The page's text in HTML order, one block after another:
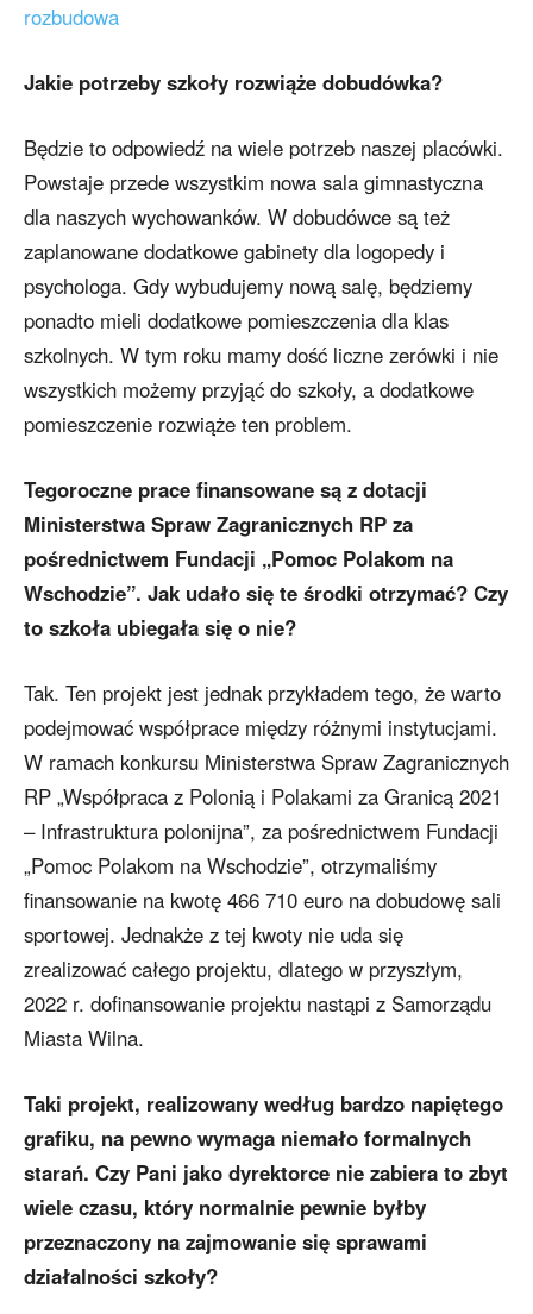
rozbudowa
Jakie potrzeby szkoły rozwiąże dobudówka?
Będzie to odpowiedź na wiele potrzeb naszej placówki.
Powstaje przede wszystkim nowa sala gimnastyczna
dla naszych wychowanków. W dobudówce są też
zaplanowane dodatkowe gabinety dla logopedy i
psychologa. Gdy wybudujemy nową salę, będziemy
ponadto mieli dodatkowe pomieszczenia dla klas
szkolnych. W tym roku mamy dość liczne zerówki i nie
wszystkich możemy przyjąć do szkoły, a dodatkowe
pomieszczenie rozwiąże ten problem.
Tegoroczne prace finansowane są z dotacji
Ministerstwa Spraw Zagranicznych RP za
pośrednictwem Fundacji „Pomoc Polakom na
Wschodzie”. Jak udało się te środki otrzymać? Czy
to szkoła ubiegała się o nie?
Tak. Ten projekt jest jednak przykładem tego, że warto
podejmować współprace między różnymi instytucjami.
W ramach konkursu Ministerstwa Spraw Zagranicznych
RP „Współpraca z Polonią i Polakami za Granicą 2021
– Infrastruktura polonijna”, za pośrednictwem Fundacji
„Pomoc Polakom na Wschodzie”, otrzymaliśmy
finansowanie na kwotę 466 710 euro na dobudowę sali
sportowej. Jednakże z tej kwoty nie uda się
zrealizować całego projektu, dlatego w przyszłym,
2022 r. dofinansowanie projektu nastąpi z Samorządu
Miasta Wilna.
Taki projekt, realizowany według bardzo napiętego
grafiku, na pewno wymaga niemało formalnych
starań. Czy Pani jako dyrektorce nie zabiera to zbyt
wiele czasu, który normalnie pewnie byłby
przeznaczony na zajmowanie się sprawami
działalności szkoły?